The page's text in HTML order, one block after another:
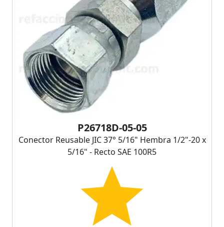
P26718D-05-05
Conector Reusable JIC 37° 5/16" Hembra 1/2"-20 x
5/16" - Recto SAE 100R5